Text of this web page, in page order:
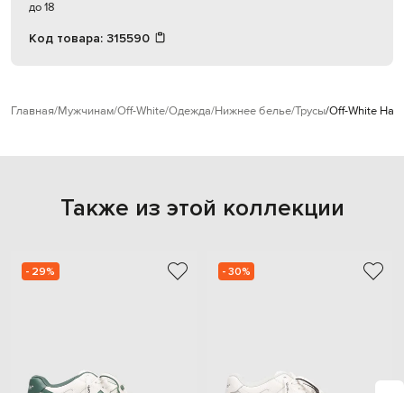
до 18
Код товара: 315590
Главная Мужчинам Off-White Одежда Нижнее белье Трусы Off-White
Также из этой коллекции
- 29% - 30%